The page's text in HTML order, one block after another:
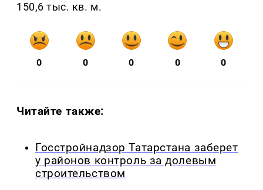
150,6 тыс. кв. м.
0 0 0 0 0
Читайте также:
Госстройнадзор Татарстана заберет
у районов контроль за долевым
строительством